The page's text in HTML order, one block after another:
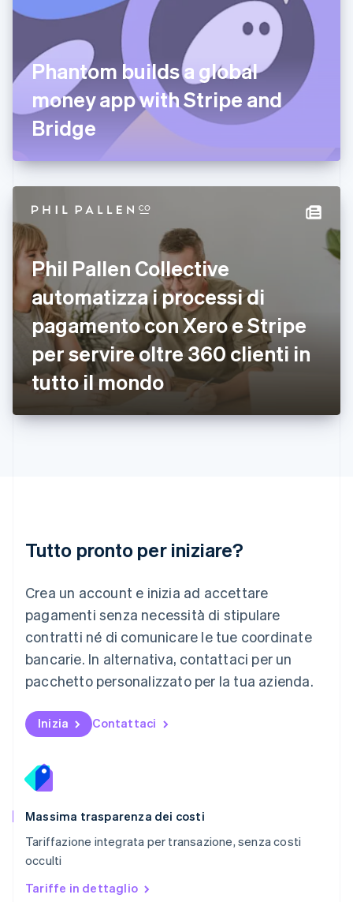
Phantom builds a global
money app with Stripe and
Bridge
Phil Pallen Collective
automatizza i processi di
pagamento con Xero e Stripe
per servire oltre 360 clienti in
tutto il mondo
Tutto pronto per iniziare?
Crea un account e inizia ad accettare
pagamenti senza necessità di stipulare
contratti né di comunicare le tue coordinate
bancarie. In alternativa, contattaci per un
pacchetto personalizzato per la tua azienda.
Inizia Contattaci
Massima trasparenza dei costi
Tariffazione integrata per transazione, senza costi
occulti
Tariffe in dettaglio
Emirati Arabi Uniti
English
English
Finlandia
Svenska
Francia
English
Germania
日本語English
English
India
English
Irlanda
English
Italia
Italiano English
Lettonia
Liechtenstein
Malta
English
EspañolEnglish
Norvegia
English
Nuova Zelanda
English
NederlandsEnglish
English
Portogallo
RAS di Hong Kong, Cina
English
English
English
Romania
English